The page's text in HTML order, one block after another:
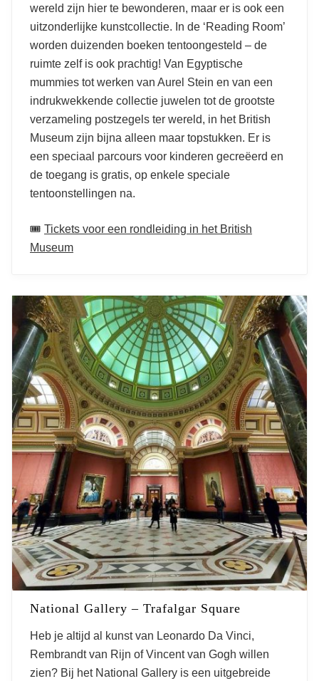
wereld zijn hier te bewonderen, maar er is ook een
uitzonderlijke kunstcollectie. In de ‘Reading Room’
worden duizenden boeken tentoongesteld – de
ruimte zelf is ook prachtig! Van Egyptische
mummies tot werken van Aurel Stein en van een
indrukwekkende collectie juwelen tot de grootste
verzameling postzegels ter wereld, in het British
Museum zijn bijna alleen maar topstukken. Er is
een speciaal parcours voor kinderen gecreëerd en
de toegang is gratis, op enkele speciale
tentoonstellingen na.
🎟️ Tickets voor een rondleiding in het British
Museum
National Gallery – Trafalgar Square
Heb je altijd al kunst van Leonardo Da Vinci,
Rembrandt van Rijn of Vincent van Gogh willen
zien? Bij het National Gallery is een uitgebreide